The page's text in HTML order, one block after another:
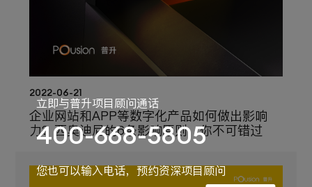
2022-06-21
企业网站和APP等数字化产品如何做出影响
力？西奥迪尼的6条影响原则，你不可错过
立即与普升项目顾问通话
400-668-5805
您也可以输入电话，预约资深项目顾问